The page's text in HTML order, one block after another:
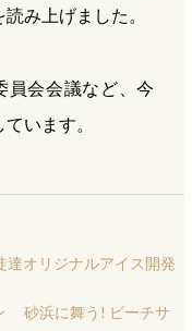
み上げました。
員会会議など、今
います。
達オリジナルアイス開発
砂浜に舞う! ビーチサ